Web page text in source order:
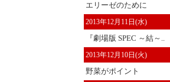
エリーゼのために
2013年12月11日(水)
『劇場版 SPEC ～結～..
2013年12月10日(火)
野菜がポイント